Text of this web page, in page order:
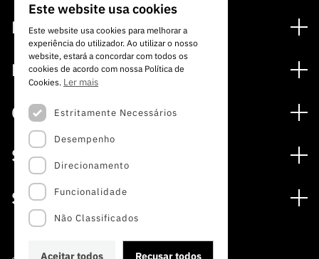
Financiamento
Programas de Financiamento
Internacional
Prémios
Media
Notas de Imprensa
Subscrever Newsletter
Subscrever Direct Mail de Concursos
Agenda
Publicações
Concursos
Concursos Abertos
Concursos Previstos
Concursos Fechados
Calendarização FCT 2026
Serviços
Serviços digitais: Tecnologia para o Conhecimento
Arquivo, Documentação e Informação
Acesso a dados estatísticos para fins científicos –
Sobre
A FCT
Estudos e Planeamento Estratégico
PORTUGUESE
ENGLISH
Este website usa cookies
Este website usa cookies para melhorar a
experiência do utilizador. Ao utilizar o nosso
website, estará a concordar com todos os
cookies de acordo com nossa Política de
Cookies. Ler mais
Estritamente Necessários
Desempenho
Direcionamento
Funcionalidade
Não Classificados
Aceitar todos Recusar todos